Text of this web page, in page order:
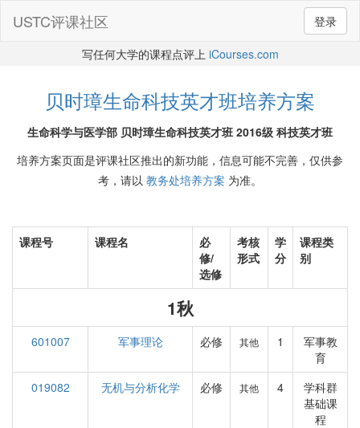
登录
USTC评课社区
写任何大学的课程点评上 iCourses.com
贝时璋生命科技英才班培养方案
生命科学与医学部 贝时璋生命科技英才班 2016级 科技英才班
培养方案页面是评课社区推出的新功能，信息可能不完善，仅供参
考，请以 教务处培养方案 为准。
课程号 课程名
必
修/
选修
考核
形式
学
分
课程类
别
1秋
601007 军事理论 必修 其他 1
军事教
育
019082
无机与分析化学 必修 其他 4
学科群
基础课
程